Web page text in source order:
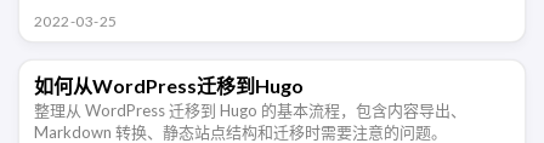
2022-03-25
如何从WordPress迁移到Hugo
整理从 WordPress 迁移到 Hugo 的基本流程，包含内容导出、
Markdown 转换、静态站点结构和迁移时需要注意的问题。